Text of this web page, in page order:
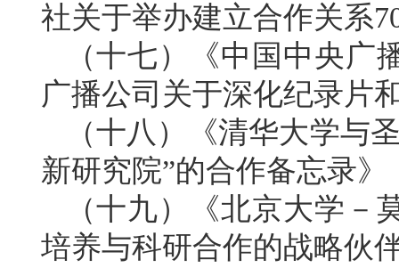
社关于举办建立合作关系
（十七）《中国中央
广播公司关于深化纪录片
（十八）《清华大学与
新研究院”的合作备忘录》
（十九）《北京大学
培养与科研合作的战略伙